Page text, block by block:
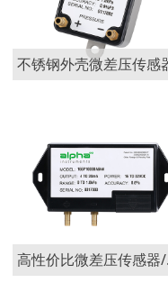
高